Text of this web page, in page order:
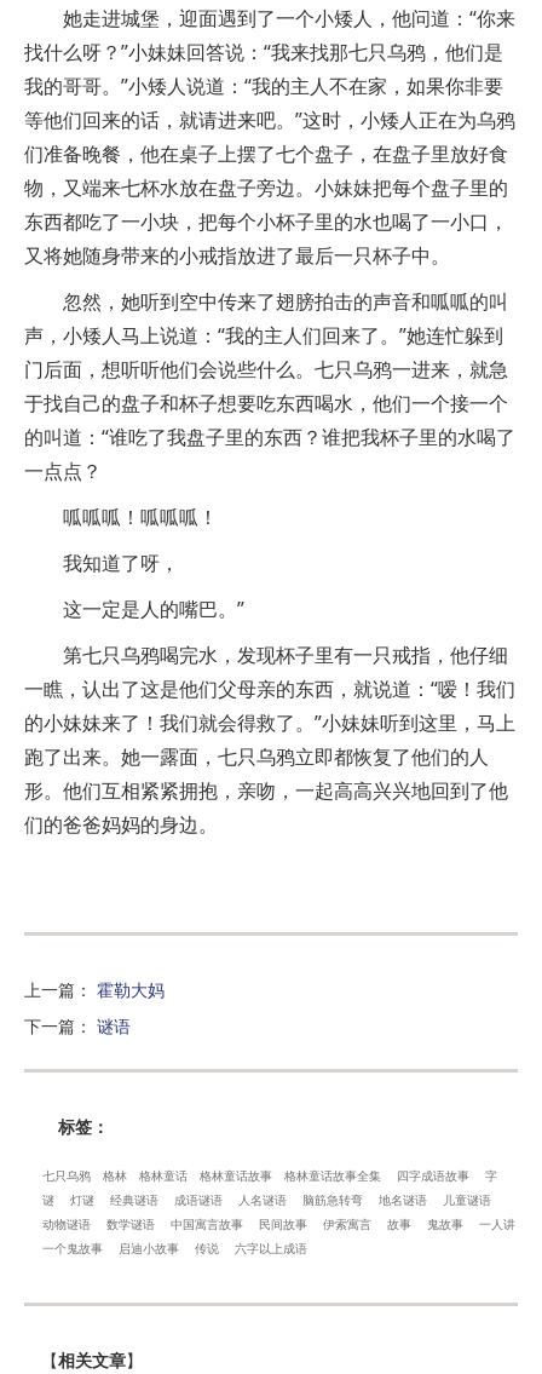
她走进城堡，迎面遇到了一个小矮人，他问道：“你来
找什么呀？”小妹妹回答说：“我来找那七只乌鸦，他们是
我的哥哥。”小矮人说道：“我的主人不在家，如果你非要
等他们回来的话，就请进来吧。”这时，小矮人正在为乌鸦
们准备晚餐，他在桌子上摆了七个盘子，在盘子里放好食
物，又端来七杯水放在盘子旁边。小妹妹把每个盘子里的
东西都吃了一小块，把每个小杯子里的水也喝了一小口，
又将她随身带来的小戒指放进了最后一只杯子中。
忽然，她听到空中传来了翅膀拍击的声音和呱呱的叫
声，小矮人马上说道：“我的主人们回来了。”她连忙躲到
门后面，想听听他们会说些什么。七只乌鸦一进来，就急
于找自己的盘子和杯子想要吃东西喝水，他们一个接一个
的叫道：“谁吃了我盘子里的东西？谁把我杯子里的水喝了
一点点？
呱呱呱！呱呱呱！
我知道了呀，
这一定是人的嘴巴。”
第七只乌鸦喝完水，发现杯子里有一只戒指，他仔细
一瞧，认出了这是他们父母亲的东西，就说道：“嗳！我们
的小妹妹来了！我们就会得救了。”小妹妹听到这里，马上
跑了出来。她一露面，七只乌鸦立即都恢复了他们的人
形。他们互相紧紧拥抱，亲吻，一起高高兴兴地回到了他
们的爸爸妈妈的身边。
上一篇 ： 霍勒大妈
下一篇 ： 谜语
标签：
七只乌鸦 格林 格林童话 格林童话故事 格林童话故事全集 四字成语故事
字
谜
灯谜 经典谜语 成语谜语 人名谜语 脑筋急转弯 地名谜语
儿童谜语
动物谜语
数学谜语 中国寓言故事 民间故事 伊索寓言 故事 鬼故事
一人讲
一个鬼故事
启迪小故事 传说 六字以上成语
【相关文章】